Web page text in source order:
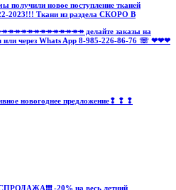
новое поступление тканей
2023!!! Ткани из раздела СКОРО В
делайте заказы на
или через Whats App 8-985-226-86-76 ☏ ❤❤❤
новогоднее предложение❢ ❢ ❢
-20% на весь летний